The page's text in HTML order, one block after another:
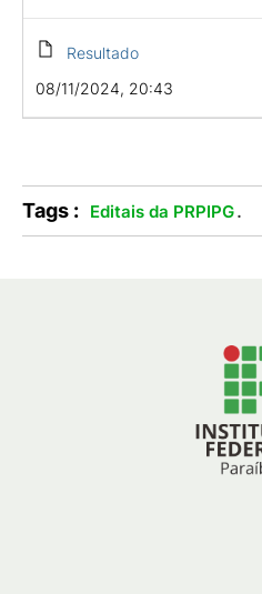
Resultado
08/11/2024, 20:43
Tags : Editais da PRPIPG.